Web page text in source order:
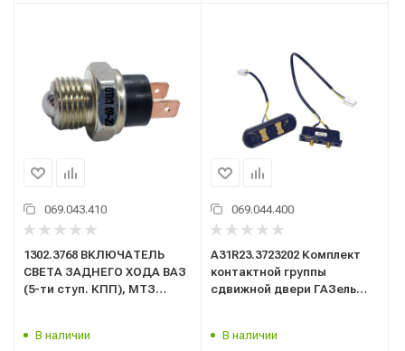
069.043.410
1302.3768 ВКЛЮЧАТЕЛЬ
СВЕТА ЗАДНЕГО ХОДА ВАЗ
(5-ти ступ. КПП), МТЗ
В наличии
069.044.400
A31R23.3723202 Комплект
контактной группы
сдвижной двери ГАЗель
В наличии